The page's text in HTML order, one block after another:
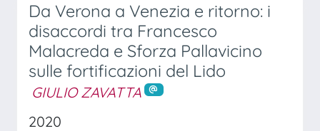
Da Verona a Venezia e ritorno: i
disaccordi tra Francesco
Malacreda e Sforza Pallavicino
sulle fortificazioni del Lido
GIULIO ZAVATTA
2020